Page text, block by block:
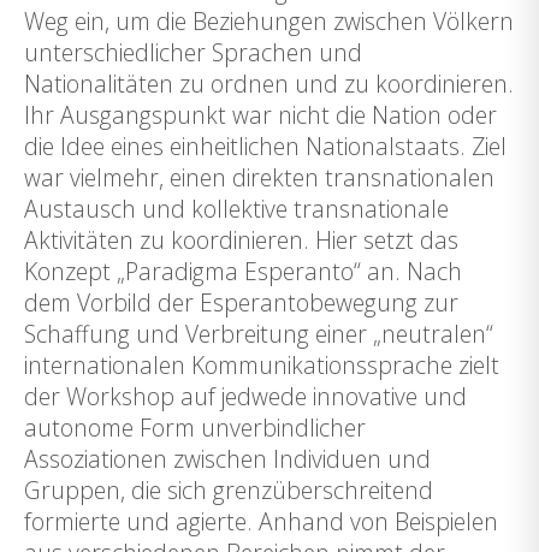
Weg ein, um die Beziehungen zwischen Völkern
unterschiedlicher Sprachen und
Nationalitäten zu ordnen und zu koordinieren.
Ihr Ausgangspunkt war nicht die Nation oder
die Idee eines einheitlichen Nationalstaats. Ziel
war vielmehr, einen direkten transnationalen
Austausch und kollektive transnationale
Aktivitäten zu koordinieren. Hier setzt das
Konzept „Paradigma Esperanto“ an. Nach
dem Vorbild der Esperantobewegung zur
Schaffung und Verbreitung einer „neutralen“
internationalen Kommunikationssprache zielt
der Workshop auf jedwede innovative und
autonome Form unverbindlicher
Assoziationen zwischen Individuen und
Gruppen, die sich grenzüberschreitend
formierte und agierte. Anhand von Beispielen